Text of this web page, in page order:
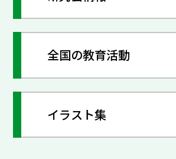
全国の教育活動
イラスト集